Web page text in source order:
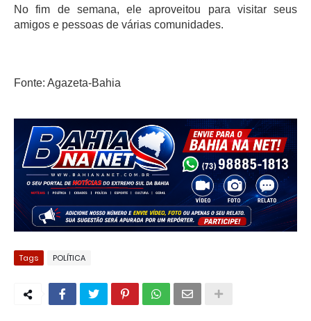
No fim de semana, ele aproveitou para visitar seus
amigos e pessoas de várias comunidades.
Fonte: Agazeta-Bahia
Tags POLÍTICA